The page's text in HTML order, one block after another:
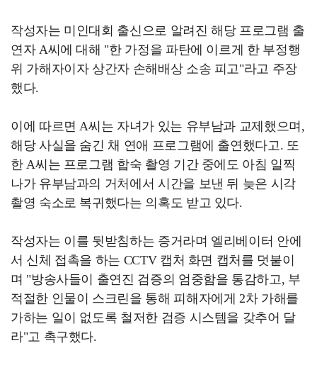
작성자는 미인대회 출신으로 알려진 해당 프로그램 출
연자 A씨에 대해 "한 가정을 파탄에 이르게 한 부정행
위 가해자이자 상간자 손해배상 소송 피고"라고 주장
했다.
이에 따르면 A씨는 자녀가 있는 유부남과 교제했으며,
해당 사실을 숨긴 채 연애 프로그램에 출연했다고. 또
한 A씨는 프로그램 합숙 촬영 기간 중에도 아침 일찍
나가 유부남과의 거처에서 시간을 보낸 뒤 늦은 시각
촬영 숙소로 복귀했다는 의혹도 받고 있다.
작성자는 이를 뒷받침하는 증거라며 엘리베이터 안에
서 신체 접촉을 하는 CCTV 캡처 화면 캡처를 덧붙이
며 "방송사들이 출연진 검증의 엄중함을 통감하고, 부
적절한 인물이 스크린을 통해 피해자에게 2차 가해를
가하는 일이 없도록 철저한 검증 시스템을 갖추어 달
라"고 촉구했다.